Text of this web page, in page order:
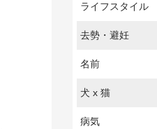
ライフスタイル
去勢・避妊
名前
犬 x 猫
病気